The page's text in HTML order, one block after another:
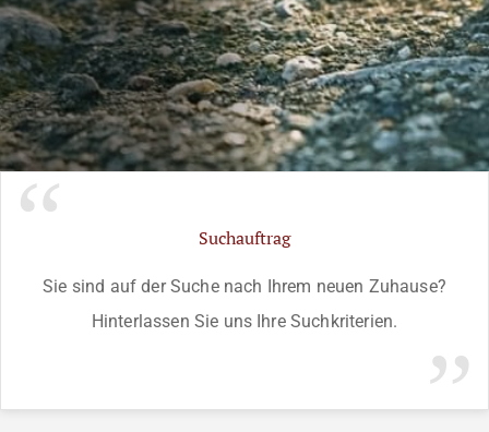
Suchauftrag
Sie sind auf der Suche nach Ihrem neuen Zuhause?
Hinterlassen Sie uns Ihre Suchkriterien.